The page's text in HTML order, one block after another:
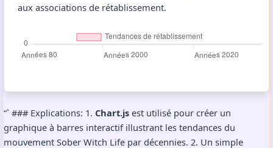
aux associations de rétablissement.